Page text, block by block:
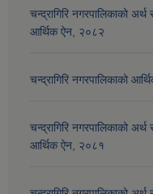
चन्द्रागिरि नगरपालिकाको अर्थ
आर्थिक ऐन, २०८२
चन्द्रागिरि नगरपालिकाको
चन्द्रागिरि नगरपालिकाको अर्थ
आर्थिक ऐन, २०८१